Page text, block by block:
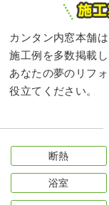
カンタン内窓本舗
施工例を多数掲載し
あなたの夢のリフ
役立てください。
断熱
浴室